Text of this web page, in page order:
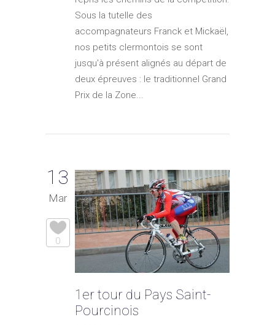
Sous la tutelle des
accompagnateurs Franck et Mickaël,
nos petits clermontois se sont
jusqu'à présent alignés au départ de
deux épreuves : le traditionnel Grand
Prix de la Zone...
13
Mar
0
1er tour du Pays Saint-
Pourcinois